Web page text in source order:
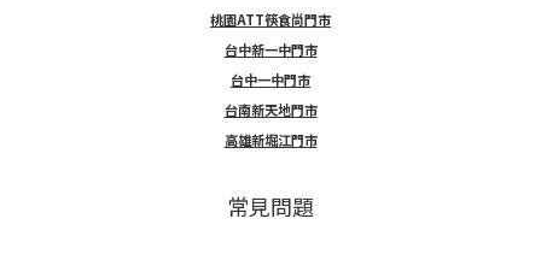
桃園ATT筷食尚門市
台中新一中門市
台中一中門市
台南新天地門市
高雄新堀江門市
常見問題